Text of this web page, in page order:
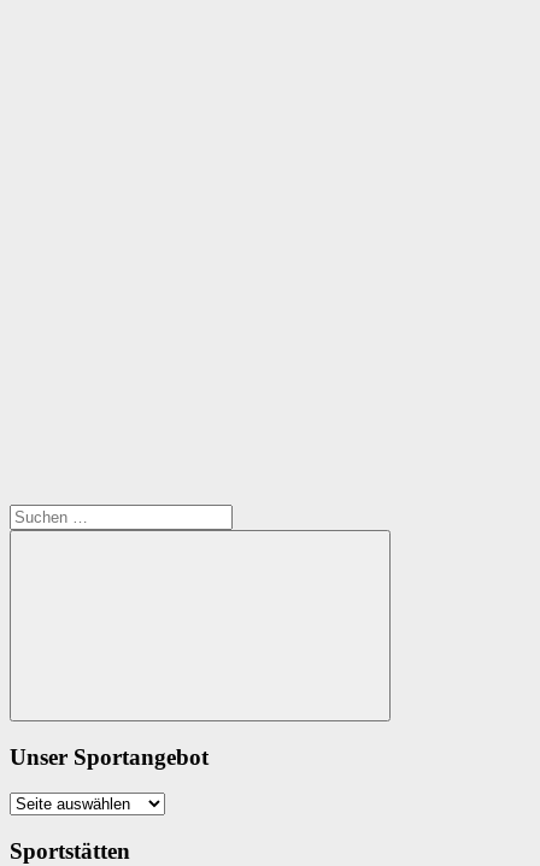
Suchen
nach:
Suchen
Unser Sportangebot
Unser
Sportstätten